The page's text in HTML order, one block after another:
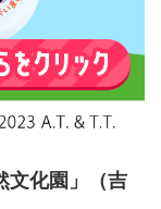
文化園」（吉